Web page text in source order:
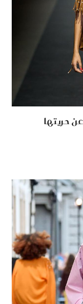
حريتها